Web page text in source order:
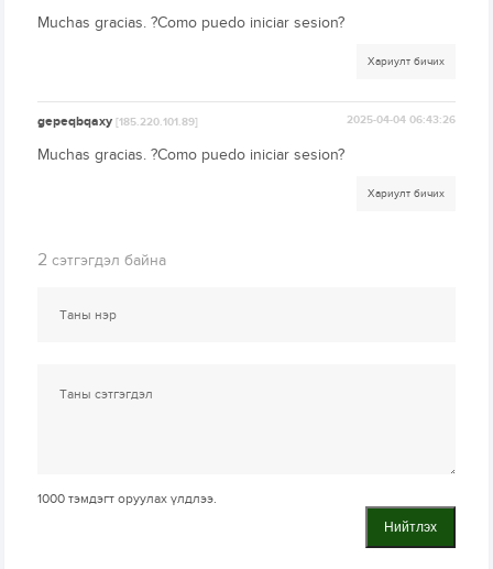
Muchas gracias. ?Como puedo iniciar sesion?
Хариулт бичих
gepeqbqaxy[185.220.101.89] 2025-04-04 06:43:26
Muchas gracias. ?Como puedo iniciar sesion?
Хариулт бичих
2 сэтгэгдэл байна
1000 тэмдэгт оруулах үлдлээ.
Нийтлэх